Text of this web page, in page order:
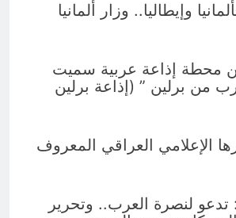
وإيطاليا.. وزار ألمانيا
محطة إذاعة عربية سميت
من برلين ” (إذاعة برلين
الإعلامي العراقي المعروف
تدعو لنصرة العرب.. وتحرير